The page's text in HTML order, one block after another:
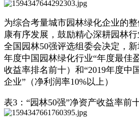
为综合考量城市园林绿化企业的
康有序发展，鼓励精心深耕园林
全国园林50强评选组委会决定，
年度中国园林绿化行业“年度最佳
收益率排名前十）和“2019年度中
企业”（净利润率10%以上）
表3：“园林50强”净资产收益率前